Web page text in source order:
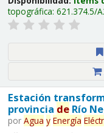
topográfica: 621.374.5/
Estación
provincia deRío
por Agua y Energía